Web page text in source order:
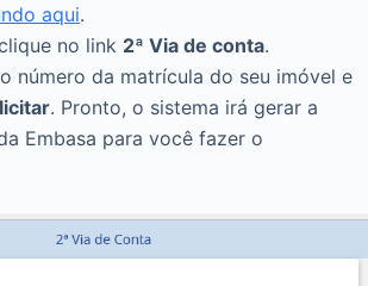
aqui.
no link 2ª Via de conta.
número da matrícula do seu imóvel e
. Pronto, o sistema irá gerar a
Embasa para você fazer o